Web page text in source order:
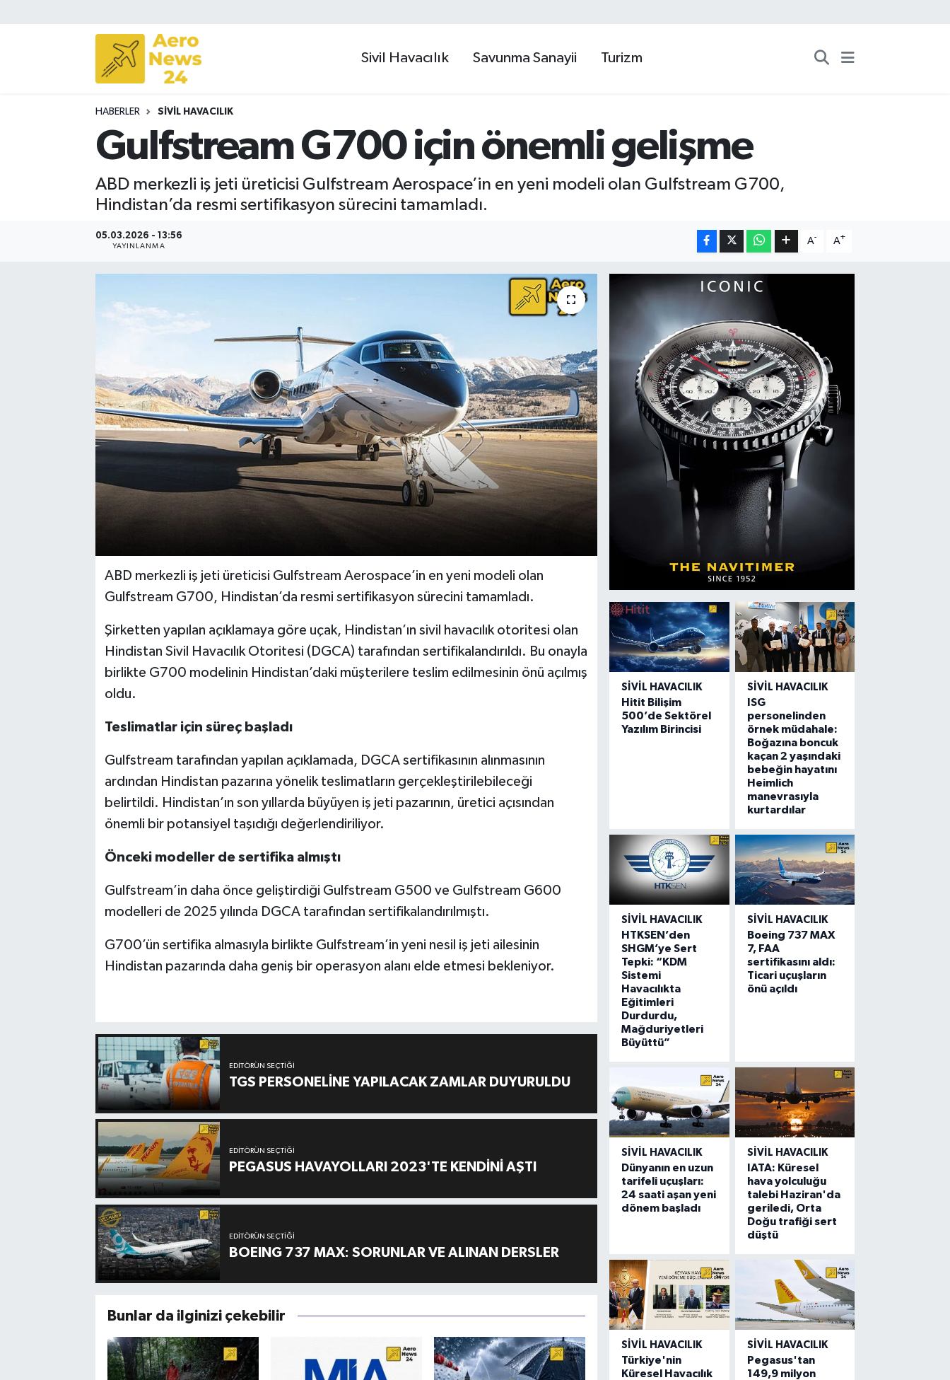
Sivil Havacılık Savunma Sanayii Turizm
HABERLER SIVIL HAVACILIK
Gulfstream G700 için önemli gelişme
ABD merkezli iş jeti üreticisi Gulfstream Aerospace’in en yeni modeli olan Gulfstream G700,
Hindistan’da resmi sertifikasyon sürecini tamamladı.
05.03.2026 - 13:56
YAYINLANMA
A- A+
ABD merkezli iş jeti üreticisi Gulfstream Aerospace’in en yeni modeli olan
Gulfstream G700, Hindistan’da resmi sertifikasyon sürecini tamamladı.
Şirketten yapılan açıklamaya göre uçak, Hindistan’ın sivil havacılık otoritesi olan
Hindistan Sivil Havacılık Otoritesi (DGCA) tarafından sertifikalandırıldı. Bu onayla
birlikte G700 modelinin Hindistan’daki müşterilere teslim edilmesinin önü açılmış
oldu.
Teslimatlar için süreç başladı
Gulfstream tarafından yapılan açıklamada, DGCA sertifikasının alınmasının
ardından Hindistan pazarına yönelik teslimatların gerçekleştirilebileceği
belirtildi. Hindistan’ın son yıllarda büyüyen iş jeti pazarının, üretici açısından
önemli bir potansiyel taşıdığı değerlendiriliyor.
Önceki modeller de sertifika almıştı
Gulfstream’in daha önce geliştirdiği Gulfstream G500 ve Gulfstream G600
modelleri de 2025 yılında DGCA tarafından sertifikalandırılmıştı.
G700’ün sertifika almasıyla birlikte Gulfstream’in yeni nesil iş jeti ailesinin
Hindistan pazarında daha geniş bir operasyon alanı elde etmesi bekleniyor.
EDITÖRÜN SEÇTIĞI
TGS PERSONELİNE YAPILACAK ZAMLAR DUYURULDU
EDITÖRÜN SEÇTIĞI
PEGASUS HAVAYOLLARI 2023'TE KENDİNİ AŞTI
EDITÖRÜN SEÇTIĞI
BOEING 737 MAX: SORUNLAR VE ALINAN DERSLER
Bunlar da ilginizi çekebilir
SIVIL HAVACILIK
Hitit Bilişim
500’de Sektörel
Yazılım Birincisi
SIVIL HAVACILIK
ISG
personelinden
örnek müdahale:
Boğazına boncuk
kaçan 2 yaşındaki
bebeğin hayatını
Heimlich
manevrasıyla
kurtardılar
SIVIL HAVACILIK
HTKSEN’den
SHGM’ye Sert
Tepki: “KDM
Sistemi
Havacılıkta
Eğitimleri
Durdurdu,
Mağduriyetleri
Büyüttü”
SIVIL HAVACILIK
Boeing 737 MAX
7, FAA
sertifikasını aldı:
Ticari uçuşların
önü açıldı
SIVIL HAVACILIK
Dünyanın en uzun
tarifeli uçuşları:
24 saati aşan yeni
dönem başladı
SIVIL HAVACILIK
IATA: Küresel
hava yolculuğu
talebi Haziran'da
geriledi, Orta
Doğu trafiği sert
düştü
SIVIL HAVACILIK
Türkiye'nin
Küresel Havacılık
SIVIL HAVACILIK
Pegasus'tan
149,9 milyon
Sivil Havacılık